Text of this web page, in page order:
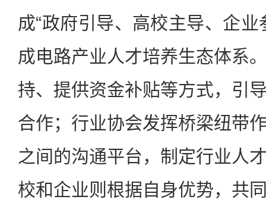
成“政府引导、高校主导、企
成电路产业人才培养生态体系
持、提供资金补贴等方式，引
合作；行业协会发挥桥梁纽带
之间的沟通平台，制定行业人
校和企业则根据自身优势，共